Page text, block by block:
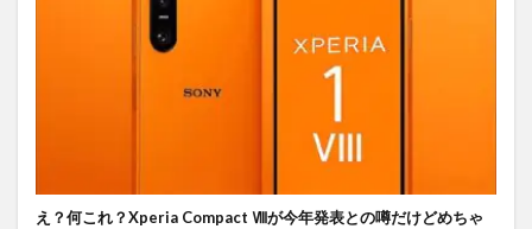
え？何これ？Xperia Compact Ⅷが今年発表との噂だけどめちゃ